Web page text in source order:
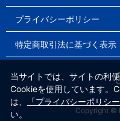
プライバシーポリシー
特定商取引法に基づく表示
Copyright ©
当サイトでは、サイトの利便
Cookieを使用しています。
は、
「プライバシーポリシー
い。